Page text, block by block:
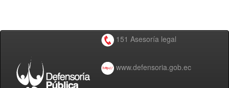
151 Asesoría legal
www.defensoria.gob.ec